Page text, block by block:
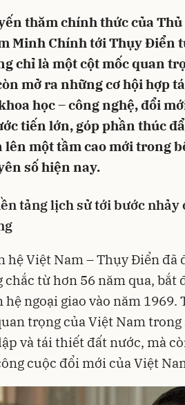
thăm chính thức của
Minh Chính tới Thụy Điển
chỉ là một cột mốc quan
mở ra những cơ hội hợp
học – công nghệ, đổi
tiến lớn, góp phần thúc
một tầm cao mới trong
số hiện nay.
tảng lịch sử tới bước
hệ Việt Nam – Thụy Điển
chắc từ hơn 56 năm qua,
hệ ngoại giao vào năm
trọng của Việt Nam
và tái thiết đất nước, mà
cuộc đổi mới của Việt